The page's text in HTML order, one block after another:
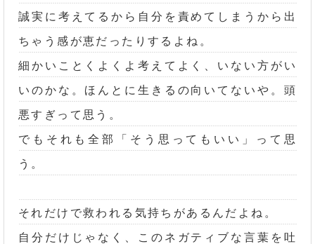
誠実に考えてるから自分を責めてしまうから出
ちゃう感が恵だったりするよね。
細かいことくよくよ考えてよく、いない方がい
いのかな。ほんとに生きるの向いてないや。頭
悪すぎって思う。
でもそれも全部「そう思ってもいい」って思
う。
それだけで救われる気持ちがあるんだよね。
自分だけじゃなく、このネガティブな言葉を吐